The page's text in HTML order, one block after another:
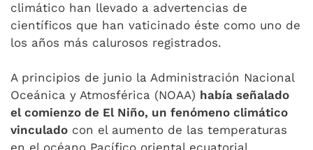
climático han llevado a advertencias de
científicos que han vaticinado éste como uno de
los años más calurosos registrados.
A principios de junio la Administración Nacional
Oceánica y Atmosférica (NOAA) había señalado
el comienzo de El Niño, un fenómeno climático
vinculado con el aumento de las temperaturas
en el océano Pacífico oriental ecuatorial.